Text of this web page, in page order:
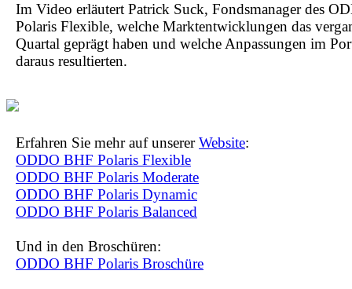
Im Video erläutert Patrick Suck, Fondsmanager des
Polaris Flexible, welche Marktentwicklungen das
Quartal geprägt haben und welche Anpassungen im
daraus resultierten.
Erfahren Sie mehr auf unsererWebsite:
ODDO BHF Polaris Flexible
ODDO BHF Polaris Moderate
ODDO BHF Polaris Dynamic
ODDO BHF Polaris Balanced
Und in den Broschüren:
ODDO BHF Polaris Broschüre